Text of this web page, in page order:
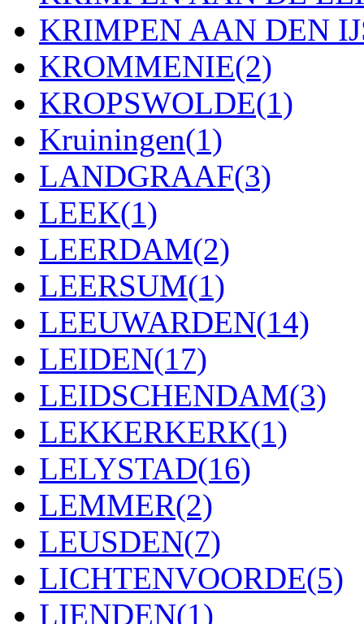
KRIMPEN AAN DEN
KROMMENIE(2)
KROPSWOLDE(1)
Kruiningen(1)
LANDGRAAF(3)
LEEK(1)
LEERDAM(2)
LEERSUM(1)
LEEUWARDEN(14)
LEIDEN(17)
LEIDSCHENDAM(3)
LEKKERKERK(1)
LELYSTAD(16)
LEMMER(2)
LEUSDEN(7)
LICHTENVOORDE(5)
LIENDEN(1)